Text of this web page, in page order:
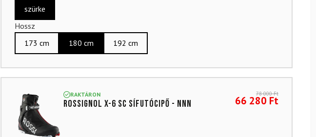
szürke
Hossz
173 cm
180 cm 192 cm
RAKTÁRON
ROSSIGNOL X-6 SC sífutócipő - NNN
78 000Ft
66 280 Ft